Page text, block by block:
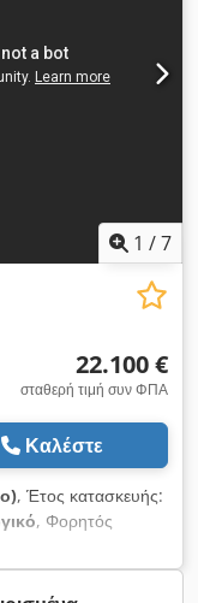
1 /7
22.100 €
σταθερή τιμή συν ΦΠΑ
Καλέστε
, Έτος κατασκευής:
, Φορητός
με τελικό
χαρακτηριστικά:
12 bar.